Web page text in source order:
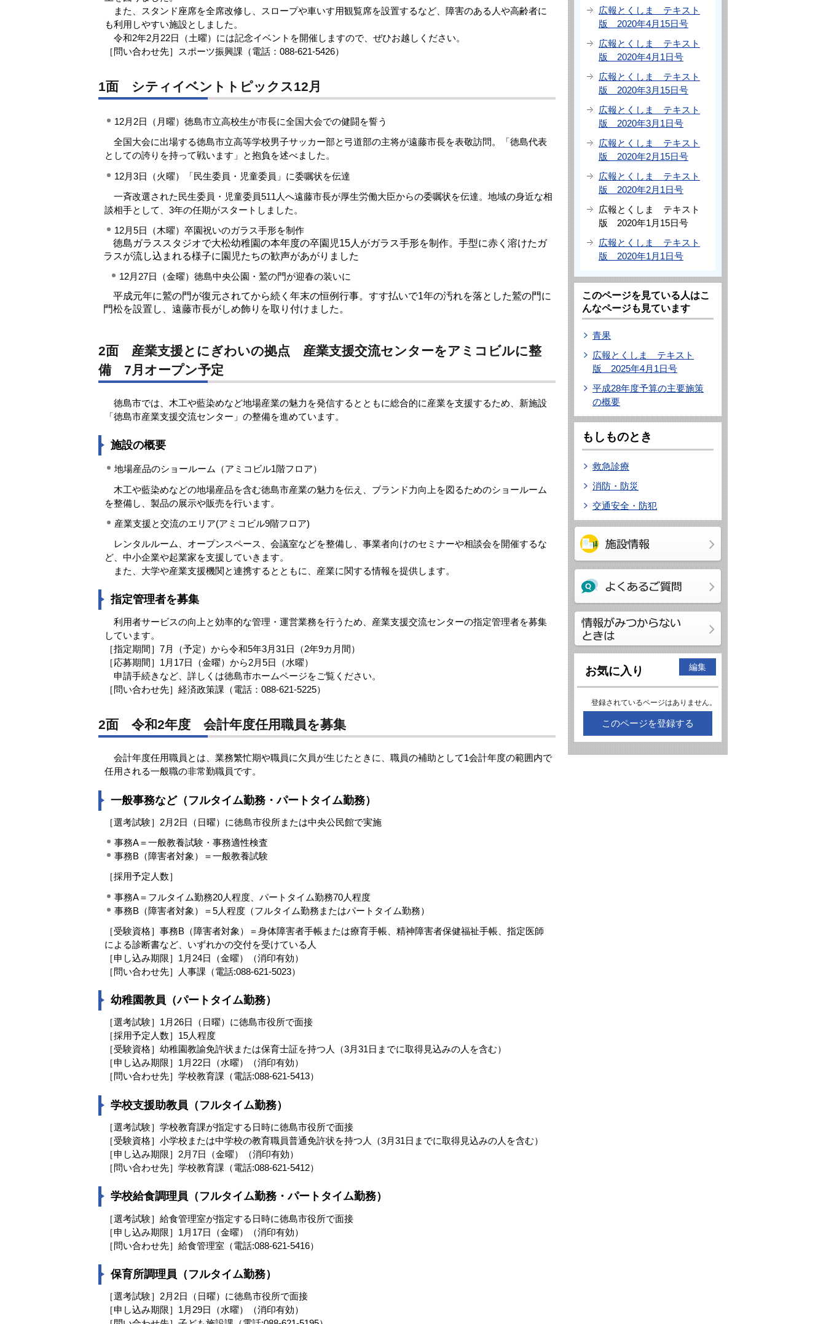
また、スタンド座席を全席改修し、スロープや車いす用観覧席を設置するなど、障害のある人や高齢者に
も利用しやすい施設としました。
令和2年2月22日（土曜）には記念イベントを開催しますので、ぜひお越しください。
［問い合わせ先］スポーツ振興課（電話：088-621-5426）
1面 シティイベントトピックス12月
12月2日（月曜）徳島市立高校生が市長に全国大会での健闘を誓う
全国大会に出場する徳島市立高等学校男子サッカー部と弓道部の主将が遠藤市長を表敬訪問。「徳島代表
としての誇りを持って戦います」と抱負を述べました。
12月3日（火曜）「民生委員・児童委員」に委嘱状を伝達
一斉改選された民生委員・児童委員511人へ遠藤市長が厚生労働大臣からの委嘱状を伝達。地域の身近な相
談相手として、3年の任期がスタートしました。
12月5日（木曜）卒園祝いのガラス手形を制作
徳島ガラススタジオで大松幼稚園の本年度の卒園児15人がガラス手形を制作。手型に赤く溶けたガ
ラスが流し込まれる様子に園児たちの歓声があがりました
12月27日（金曜）徳島中央公園・鷲の門が迎春の装いに
平成元年に鷲の門が復元されてから続く年末の恒例行事。すす払いで1年の汚れを落とした鷲の門に
門松を設置し、遠藤市長がしめ飾りを取り付けました。
2面 産業支援とにぎわいの拠点 産業支援交流センターをアミコビルに整
備 7月オープン予定
徳島市では、木工や藍染めなど地場産業の魅力を発信するとともに総合的に産業を支援するため、新施設
「徳島市産業支援交流センター」の整備を進めています。
施設の概要
地場産品のショールーム（アミコビル1階フロア）
木工や藍染めなどの地場産品を含む徳島市産業の魅力を伝え、ブランド力向上を図るためのショールーム
を整備し、製品の展示や販売を行います。
産業支援と交流のエリア(アミコビル9階フロア)
レンタルルーム、オープンスペース、会議室などを整備し、事業者向けのセミナーや相談会を開催するな
ど、中小企業や起業家を支援していきます。
また、大学や産業支援機関と連携するとともに、産業に関する情報を提供します。
指定管理者を募集
利用者サービスの向上と効率的な管理・運営業務を行うため、産業支援交流センターの指定管理者を募集
しています。
［指定期間］7月（予定）から令和5年3月31日（2年9カ月間）
［応募期間］1月17日（金曜）から2月5日（水曜）
申請手続きなど、詳しくは徳島市ホームページをご覧ください。
［問い合わせ先］経済政策課（電話：088-621-5225）
2面 令和2年度 会計年度任用職員を募集
会計年度任用職員とは、業務繁忙期や職員に欠員が生じたときに、職員の補助として1会計年度の範囲内で
任用される一般職の非常勤職員です。
一般事務など（フルタイム勤務・パートタイム勤務）
［選考試験］2月2日（日曜）に徳島市役所または中央公民館で実施
事務A＝一般教養試験・事務適性検査
事務B（障害者対象）＝一般教養試験
［採用予定人数］
事務A＝フルタイム勤務20人程度、パートタイム勤務70人程度
事務B（障害者対象）＝5人程度（フルタイム勤務またはパートタイム勤務）
［受験資格］事務B（障害者対象）＝身体障害者手帳または療育手帳、精神障害者保健福祉手帳、指定医師
による診断書など、いずれかの交付を受けている人
［申し込み期限］1月24日（金曜）（消印有効）
［問い合わせ先］人事課（電話:088-621-5023）
幼稚園教員（パートタイム勤務）
［選考試験］1月26日（日曜）に徳島市役所で面接
［採用予定人数］15人程度
［受験資格］幼稚園教諭免許状または保育士証を持つ人（3月31日までに取得見込みの人を含む）
［申し込み期限］1月22日（水曜）（消印有効）
［問い合わせ先］学校教育課（電話:088-621-5413）
学校支援助教員（フルタイム勤務）
［選考試験］学校教育課が指定する日時に徳島市役所で面接
［受験資格］小学校または中学校の教育職員普通免許状を持つ人（3月31日までに取得見込みの人を含む）
［申し込み期限］2月7日（金曜）（消印有効）
［問い合わせ先］学校教育課（電話:088-621-5412）
学校給食調理員（フルタイム勤務・パートタイム勤務）
［選考試験］給食管理室が指定する日時に徳島市役所で面接
［申し込み期限］1月17日（金曜）（消印有効）
［問い合わせ先］給食管理室（電話:088-621-5416）
保育所調理員（フルタイム勤務）
［選考試験］2月2日（日曜）に徳島市役所で面接
［申し込み期限］1月29日（水曜）（消印有効）
広報とくしま テキスト
版 2020年4月15日号
広報とくしま テキスト
版 2020年4月1日号
広報とくしま テキスト
版 2020年3月15日号
広報とくしま テキスト
版 2020年3月1日号
広報とくしま テキスト
版 2020年2月15日号
広報とくしま テキスト
版 2020年2月1日号
広報とくしま テキスト
版 2020年1月15日号
広報とくしま テキスト
版 2020年1月1日号
このページを見ている人はこ
んなページも見ています
青果
広報とくしま テキスト
版 2025年4月1日号
平成28年度予算の主要施策
の概要
もしものとき
救急診療
消防・防災
交通安全・防犯
お気に入り 編集
登録されているページはありません。
このページを登録する